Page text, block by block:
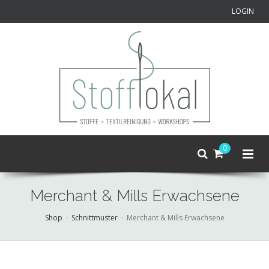
LOGIN
0
Merchant & Mills Erwachsene
Shop Schnittmuster Merchant & Mills Erwachsene